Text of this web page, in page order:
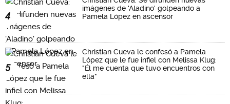
4
imágenes de 'Aladino' golpeando a
Pamela López en ascensor
5
Christian Cueva le confesó a Pamela
López que le fue infiel con Melissa Klug:
"Él me cuenta que tuvo encuentros con
ella"